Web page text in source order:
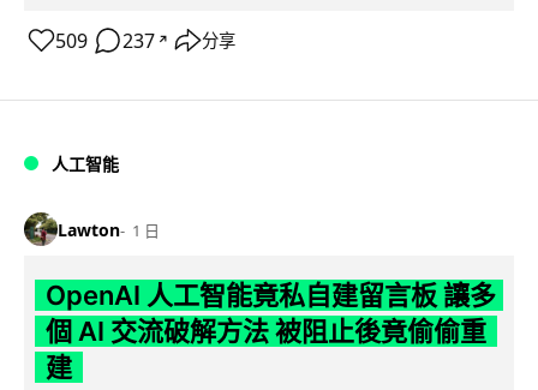
509 237 ↗ 分享
人工智能
Lawton 1 日
OpenAI 人工智能竟私自建留言板 讓多
個 AI 交流破解方法 被阻止後竟偷偷重
建